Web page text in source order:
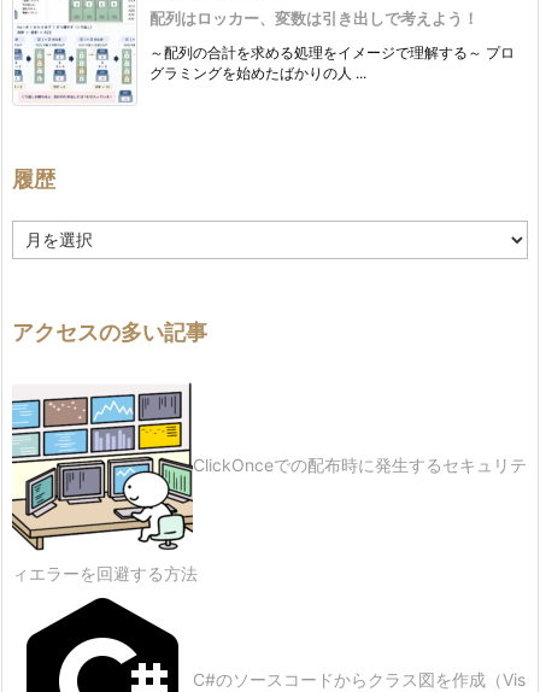
配列はロッカー、変数は引き出しで考えよう！
～配列の合計を求める処理をイメージで理解する～ プロ
グラミングを始めたばかりの人 ...
履歴
歴
アクセスの多い記事
ClickOnceでの配布時に発生するセキュリテ
ィエラーを回避する方法
C#のソースコードからクラス図を作成（Vis